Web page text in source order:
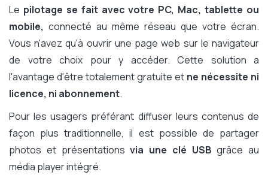
Le pilotage se fait avec votre PC, Mac, tablette ou
mobile, connecté au même réseau que votre écran.
Vous n'avez qu'à ouvrir une page web sur le navigateur
de votre choix pour y accéder. Cette solution a
l'avantage d'être totalement gratuite et ne nécessite ni
licence, ni abonnement.
Pour les usagers préférant diffuser leurs contenus de
façon plus traditionnelle, il est possible de partager
photos et présentationsvia une clé USB grâce au
média player intégré.